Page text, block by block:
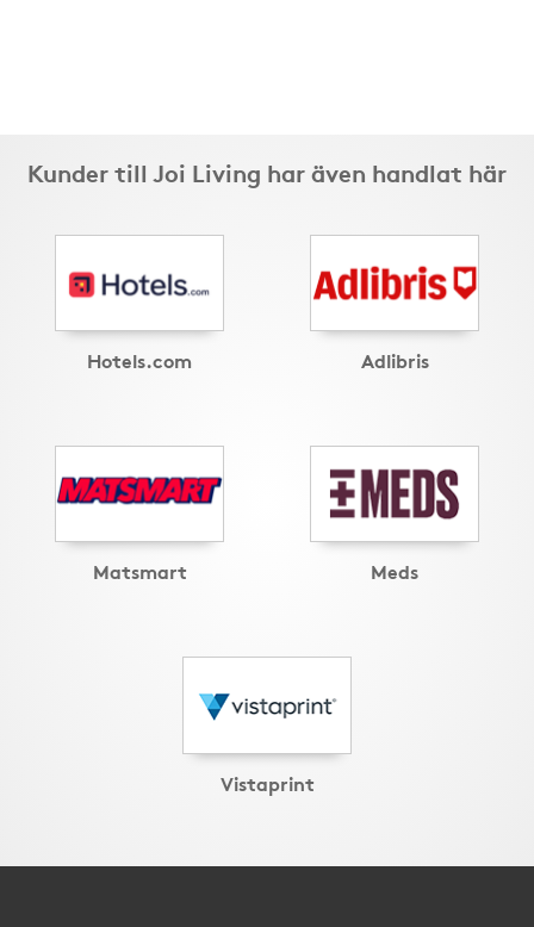
Kunder till Joi Living har även handlat här
Hotels.com Adlibris
Matsmart Meds
Vistaprint